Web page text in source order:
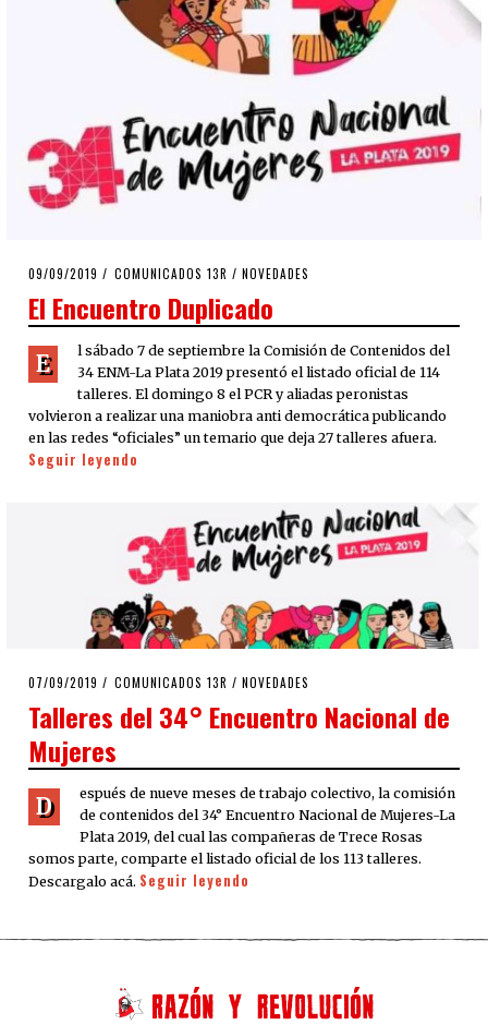
POSTED
09/09/2019 09/09/2019
COMUNICADOS 13R / NOVEDADES
El Encuentro Duplicado
E
l sábado 7 de septiembre la Comisión de Contenidos del
34 ENM-La Plata 2019 presentó el listado oficial de 114
talleres. El domingo 8 el PCR y aliadas peronistas
volvieron a realizar una maniobra anti democrática publicando
en las redes “oficiales” un temario que deja 27 talleres afuera.
Seguir leyendo
POSTED
07/09/2019 07/09/2019
COMUNICADOS 13R / NOVEDADES
Talleres del 34° Encuentro Nacional de
Mujeres
D
espués de nueve meses de trabajo colectivo, la comisión
de contenidos del 34° Encuentro Nacional de Mujeres-La
Plata 2019, del cual las compañeras de Trece Rosas
somos parte, comparte el listado oficial de los 113 talleres.
Descargalo acá. Seguir leyendo